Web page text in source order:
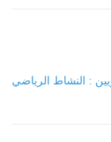
: النشاط الرياضي